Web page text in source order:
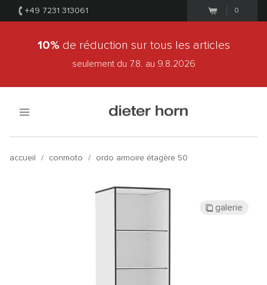
+49 7231 313061 0
10% de réduction sur tous les articles
seulement du 7.8. au 9.8.2026
accueil / conmoto / ordo armoire étagère 50
galerie